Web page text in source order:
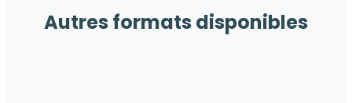
Autres formats disponibles